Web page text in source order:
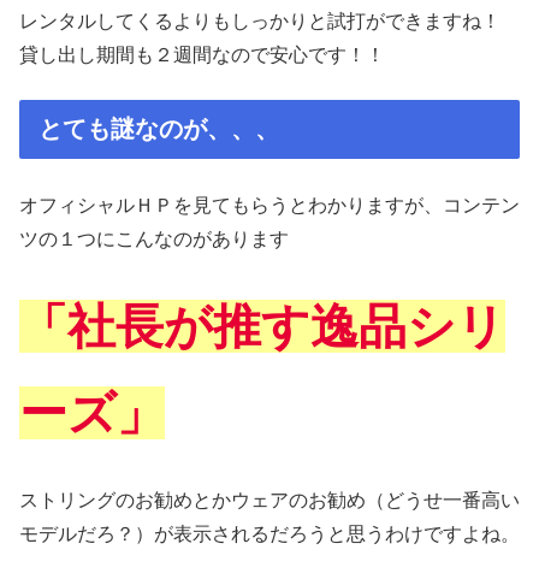
レンタルしてくるよりもしっかりと試打ができますね！
貸し出し期間も２週間なので安心です！！
とても謎なのが、、、
オフィシャルＨＰを見てもらうとわかりますが、コンテン
ツの１つにこんなのがあります
「社長が推す逸品シリ
ーズ」
ストリングのお勧めとかウェアのお勧め（どうせ一番高い
モデルだろ？）が表示されるだろうと思うわけですよね。